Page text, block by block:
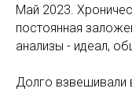
Май 2023.
постоянная
анализы - идеал,
Долго взвешивали